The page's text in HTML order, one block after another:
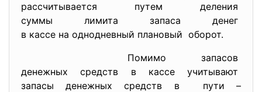
рассчитывается путем деления
суммы лимита запаса денег
в кассе на однодневный плановый оборот.
Помимо запасов
денежных средств в кассе учитывают
запасы денежных средств в пути –